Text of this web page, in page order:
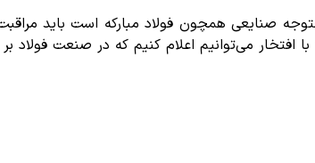
صنایعی همچون فولاد مبارکه است باید
افتخار می‌توانیم اعلام کنیم که در صنعت